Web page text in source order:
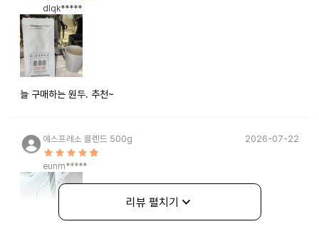
dlqk*****
늘 구매하는 원두. 추천~
에스프레소 블렌드 500g
eunm*****
2026-07-22
리뷰 펼치기